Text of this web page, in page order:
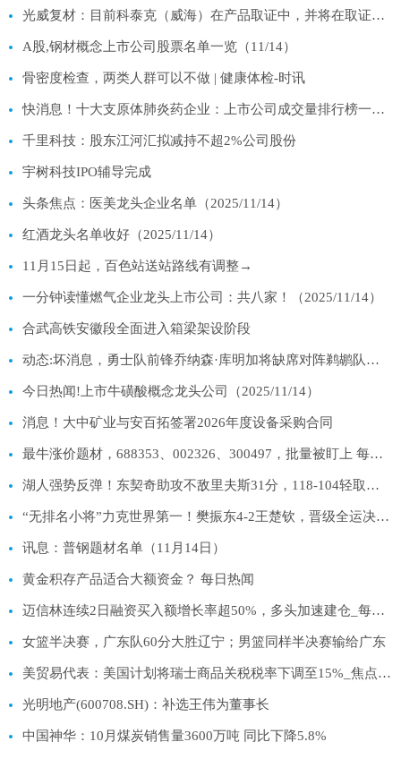
光威复材：目前科泰克（威海）在产品取证中，并将在取证后开始投产 每日快播
A股,钢材概念上市公司股票名单一览（11/14）
骨密度检查，两类人群可以不做 | 健康体检-时讯
快消息！十大支原体肺炎药企业：上市公司成交量排行榜一览（2025年11月14日）
千里科技：股东江河汇拟减持不超2%公司股份
宇树科技IPO辅导完成
头条焦点：医美龙头企业名单（2025/11/14）
红酒龙头名单收好（2025/11/14）
11月15日起，百色站送站路线有调整→
一分钟读懂燃气企业龙头上市公司：共八家！（2025/11/14）
合武高铁安徽段全面进入箱梁架设阶段
动态:坏消息，勇士队前锋乔纳森·库明加将缺席对阵鹈鹕队的比赛
今日热闻!上市牛磺酸概念龙头公司（2025/11/14）
消息！大中矿业与安百拓签署2026年度设备采购合同
最牛涨价题材，688353、002326、300497，批量被盯上 每日快讯
湖人强势反弹！东契奇助攻不敌里夫斯31分，118-104轻取鹈鹕_每日关注
“无排名小将”力克世界第一！樊振东4-2王楚钦，晋级全运决赛-今日报
讯息：普钢题材名单（11月14日）
黄金积存产品适合大额资金？ 每日热闻
迈信林连续2日融资买入额增长率超50%，多头加速建仓_每日快播
女篮半决赛，广东队60分大胜辽宁；男篮同样半决赛输给广东
美贸易代表：美国计划将瑞士商品关税税率下调至15%_焦点讯息
光明地产(600708.SH)：补选王伟为董事长
中国神华：10月煤炭销售量3600万吨 同比下降5.8%